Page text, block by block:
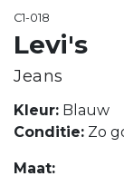
C1-018
Levi's
Jeans
Kleur: Blauw
Conditie: Zo
Maat: